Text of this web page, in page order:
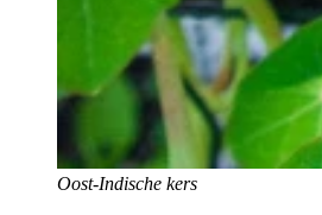
Oost-Indische kers